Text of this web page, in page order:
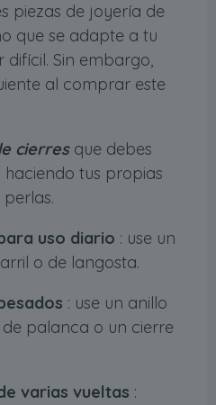
piezas de joyería de
que se adapte a tu
difícil. Sin embargo,
al comprar este
cierresque debes
haciendo tus propias
uso diario : use un
o de langosta.
: use un anillo
palanca o un cierre
varias vueltas :